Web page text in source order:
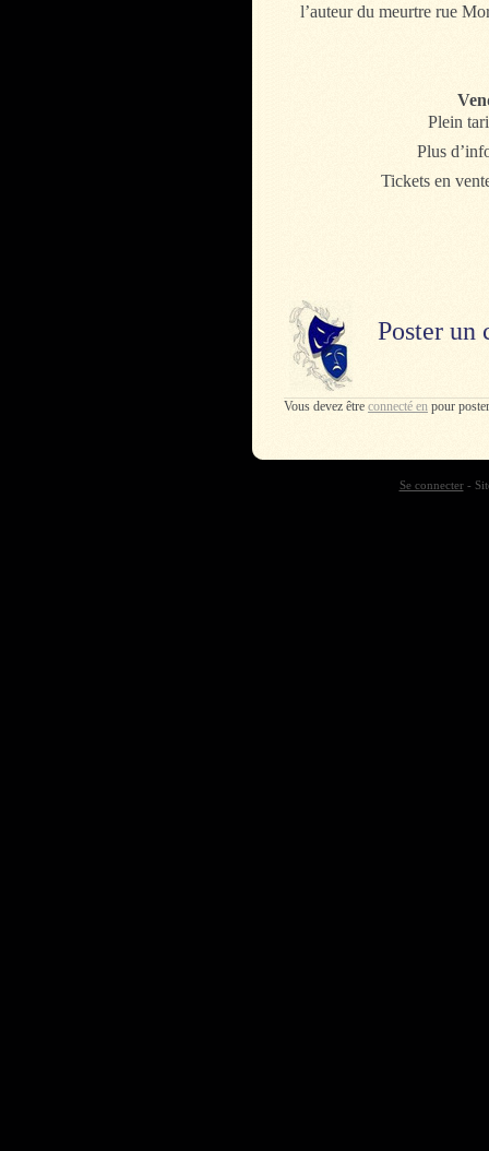
l’auteur du meurtre rue
Plein
Plus
Tickets en
Poster un
Vous devez être connecté en pour
Se connecter-